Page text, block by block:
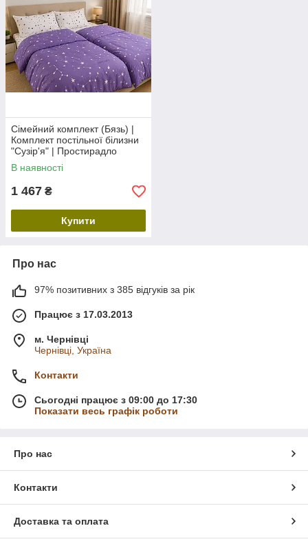
Сімейний комплект (Бязь) |
Комплект постільної білизни
"Сузір'я" | Простирадло
240х220 см
В наявності
1 467 ₴
Купити
Про нас
97% позитивних з 385 відгуків за рік
Працює з 17.03.2013
м. Чернівці
Чернівці, Україна
Контакти
Сьогодні працює з 09:00 до 17:30
Показати весь графік роботи
Про нас
Контакти
Доставка та оплата